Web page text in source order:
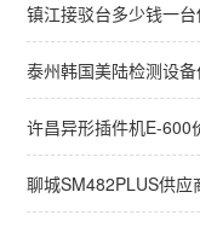
镇江接驳台多少钱一
泰州韩国美陆检测设
许昌异形插件机E-600
聊城SM482PLUS供应